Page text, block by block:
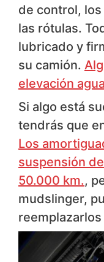
de control,
las rótulas.
lubricado y
su camión.
elevación
Si algo está
tendrás que
Los
suspensión
50.000 km.,
mudslinger,